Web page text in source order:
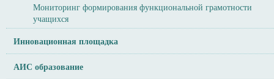
Мониторинг формирования функциональной грамотности
учащихся
Инновационная площадка
АИС образование